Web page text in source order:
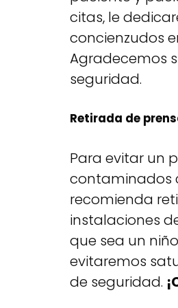
citas, le
concienzudos
Agradecemos
seguridad.
Retirada de
Para evitar un
contaminados
recomienda
instalaciones
que sea un
evitaremos
de seguridad.